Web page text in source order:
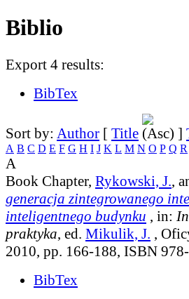
Biblio
Export 4 results:
BibTex
Sort by: Author [ Title ]
A B C D E F G H I J K L M N O P Q R
A
Book Chapter, Rykowski, J.,
generacja zintegrowanego
inteligentnego budynku , in:
praktyka, ed. Mikulik, J. ,
2010, pp. 166-188, ISBN
BibTex